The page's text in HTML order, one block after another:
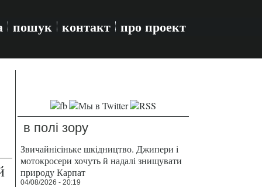
пошук контакт про проект
в полі зору
Звичайнісіньке шкідництво. Джипери і
мотокросери хочуть й надалі знищувати
природу Карпат
04/08/2026 - 20:19